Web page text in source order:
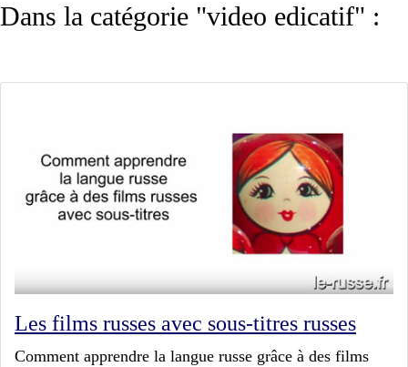
Dans la catégorie "video edicatif" :
Les films russes avec sous-titres russes
Comment apprendre la langue russe grâce à des films